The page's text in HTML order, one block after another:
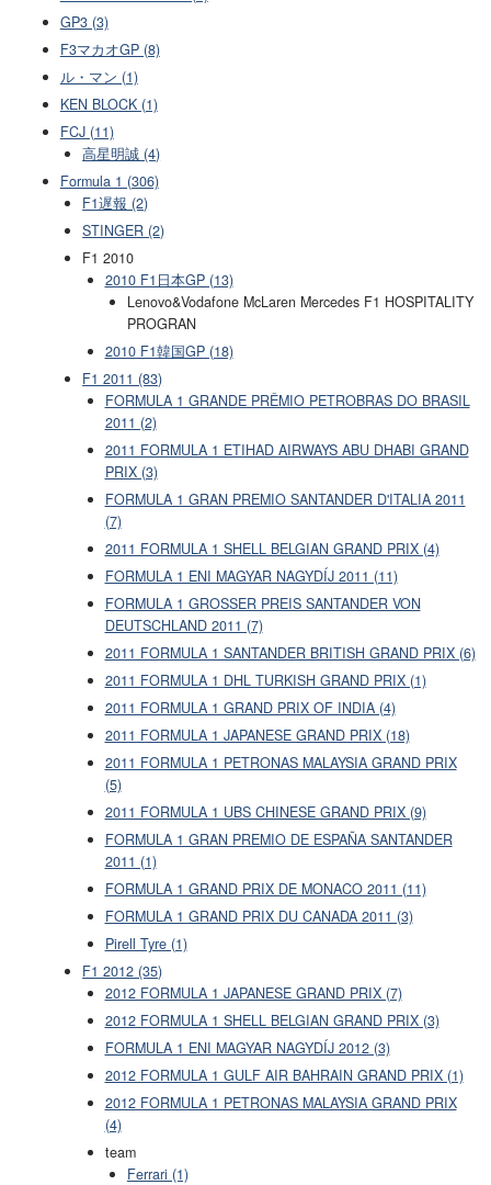
GP3 (3)
F3マカオGP (8)
ル・マン (1)
KEN BLOCK (1)
FCJ (11)
高星明誠 (4)
Formula 1 (306)
F1遅報 (2)
STINGER (2)
F1 2010
2010 F1日本GP (13)
Lenovo&Vodafone McLaren Mercedes F1 HOSPITALITY
PROGRAN
2010 F1韓国GP (18)
F1 2011 (83)
FORMULA 1 GRANDE PRÊMIO PETROBRAS DO BRASIL
2011 (2)
2011 FORMULA 1 ETIHAD AIRWAYS ABU DHABI GRAND
PRIX (3)
FORMULA 1 GRAN PREMIO SANTANDER D'ITALIA 2011
(7)
2011 FORMULA 1 SHELL BELGIAN GRAND PRIX (4)
FORMULA 1 ENI MAGYAR NAGYDÍJ 2011 (11)
FORMULA 1 GROSSER PREIS SANTANDER VON
DEUTSCHLAND 2011 (7)
2011 FORMULA 1 SANTANDER BRITISH GRAND PRIX (6)
2011 FORMULA 1 DHL TURKISH GRAND PRIX (1)
2011 FORMULA 1 GRAND PRIX OF INDIA (4)
2011 FORMULA 1 JAPANESE GRAND PRIX (18)
2011 FORMULA 1 PETRONAS MALAYSIA GRAND PRIX
(5)
2011 FORMULA 1 UBS CHINESE GRAND PRIX (9)
FORMULA 1 GRAN PREMIO DE ESPAÑA SANTANDER
2011 (1)
FORMULA 1 GRAND PRIX DE MONACO 2011 (11)
FORMULA 1 GRAND PRIX DU CANADA 2011 (3)
Pirell Tyre (1)
F1 2012 (35)
2012 FORMULA 1 JAPANESE GRAND PRIX (7)
2012 FORMULA 1 SHELL BELGIAN GRAND PRIX (3)
FORMULA 1 ENI MAGYAR NAGYDÍJ 2012 (3)
2012 FORMULA 1 GULF AIR BAHRAIN GRAND PRIX (1)
2012 FORMULA 1 PETRONAS MALAYSIA GRAND PRIX
(4)
team
Ferrari (1)